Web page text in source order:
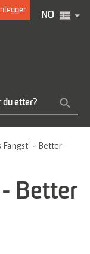
NO
Fangst" - Better
Better